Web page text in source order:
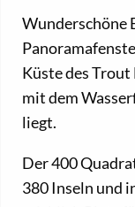
Wunderschöne
Küste des
mit dem
liegt.
Der 400
380 Inseln und